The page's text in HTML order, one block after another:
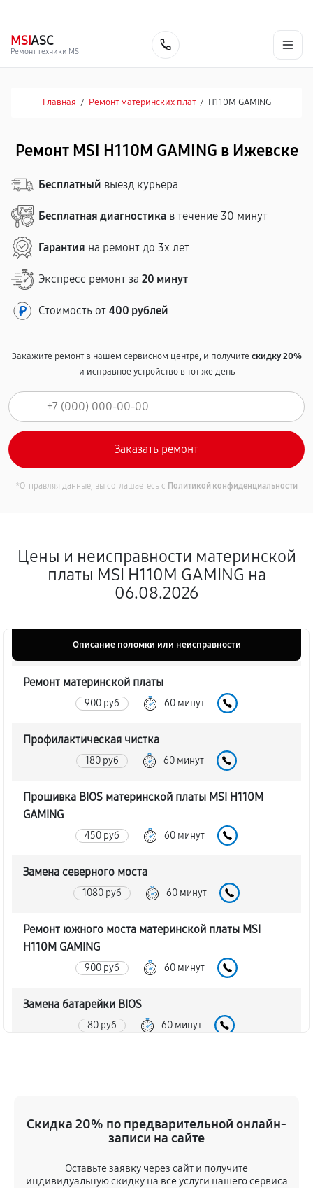
MSIASC
Ремонт техники MSI
Главная / Ремонт материнских плат / H110M GAMING
Ремонт MSI H110M GAMING в Ижевске
Бесплатный выезд курьера
Бесплатная диагностика в течение 30 минут
Гарантия на ремонт до 3х лет
Экспресс ремонт за 20 минут
Стоимость от 400 рублей
Закажите ремонт в нашем сервисном центре, и получитескидку 20%
и исправное устройство в тот же день
*Отправляя данные, вы соглашаетесь с Политикой конфиденциальности
Цены и неисправности материнской
платы MSI H110M GAMING на
06.08.2026
Описание поломки или неисправности
Ремонт материнской платы
900 руб 60 минут
Профилактическая чистка
180 руб 60 минут
Прошивка BIOS материнской платы MSI H110M
GAMING
450 руб 60 минут
Замена северного моста
1080 руб 60 минут
Ремонт южного моста материнской платы MSI
H110M GAMING
900 руб 60 минут
Замена батарейки BIOS
80 руб 60 минут
Скидка 20% по предварительной онлайн-
записи на сайте
Оставьте заявку через сайт и получите
индивидуальную скидку на все услуги нашего сервиса